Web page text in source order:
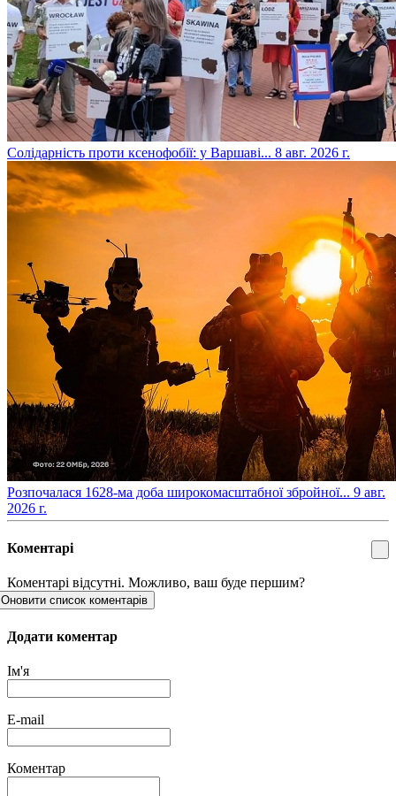
​Солідарність проти ксенофобії: у Варшаві... 8 авг. 2026 г.
​Розпочалася 1628-ма доба широкомасштабної збройної... 9 авг.
2026 г.
Коментарі
Коментарі відсутні. Можливо, ваш буде першим?
Оновити список коментарів
Додати коментар
Ім'я
E-mail
Коментар